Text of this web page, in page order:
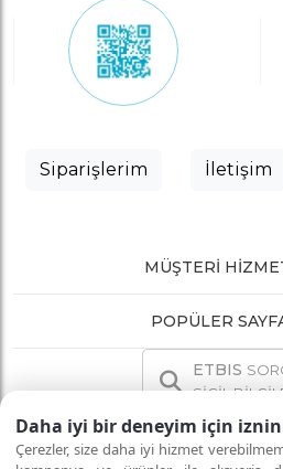
Daha iyi bir deneyim için
Çerezler, size daha iyi hizmet
Siparişlerim İletişim
MÜŞTERI
POPÜLER
ETBIS
SİCİL